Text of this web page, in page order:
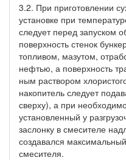
3.2. При приготовлении
установке при
следует перед запуском
поверхность стенок
топливом, мазутом,
нефтью, а поверхность
ным раствором
накопитель следует
сверху), а при
установленный у
заслонку в смесителе
создавался
смесителя.